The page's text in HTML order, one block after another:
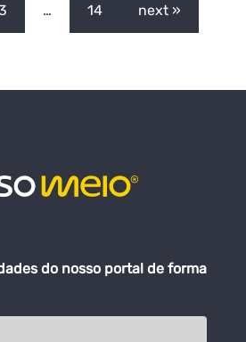
… 14 next »
do nosso portal de forma